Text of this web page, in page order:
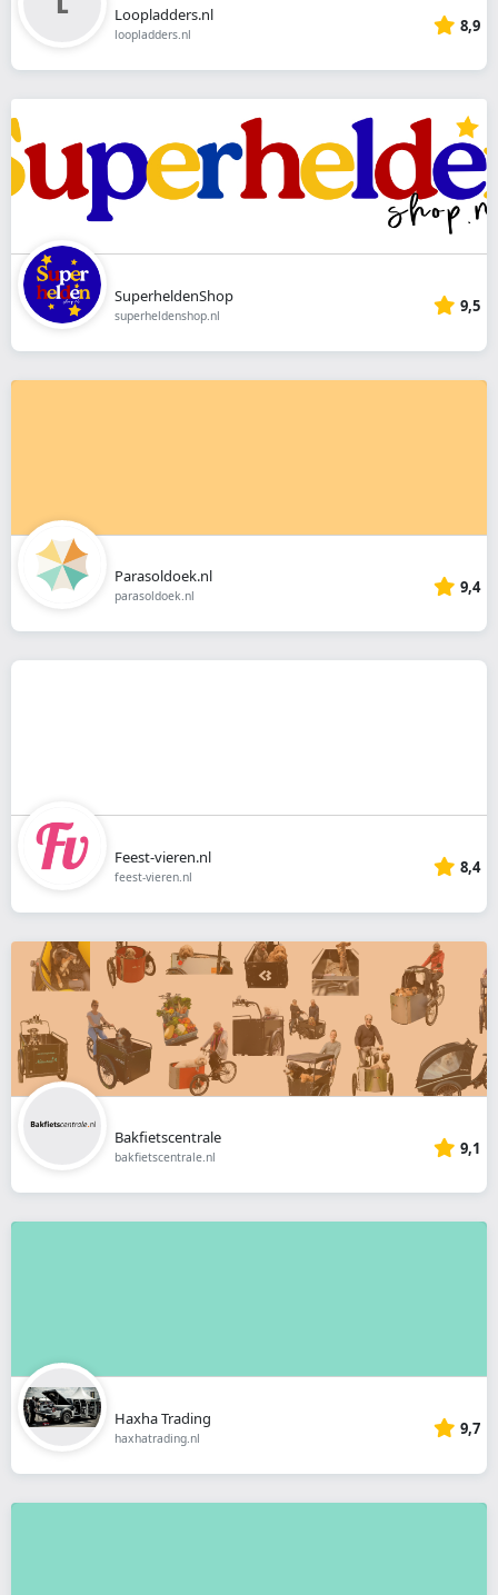
Loopladders.nl
loopladders.nl 8,9
SuperheldenShop
superheldenshop.nl 9,5
Parasoldoek.nl
parasoldoek.nl 9,4
Feest-vieren.nl
feest-vieren.nl 8,4
Bakfietscentrale
bakfietscentrale.nl 9,1
Haxha Trading
haxhatrading.nl 9,7